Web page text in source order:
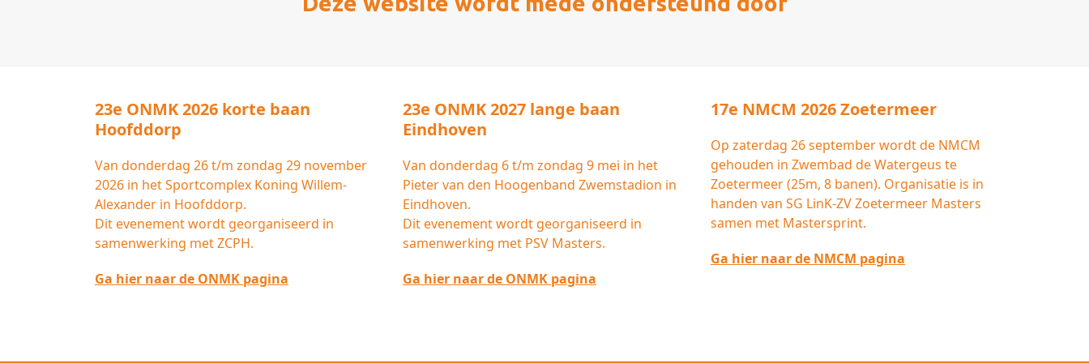
post:
23e ONMK 2026 korte baan
Hoofddorp
Van donderdag 26 t/m zondag 29 november
2026 in het Sportcomplex Koning Willem-
Alexander in Hoofddorp.
Dit evenement wordt georganiseerd in
samenwerking met ZCPH.
Ga hier naar de ONMK pagina
23e ONMK 2027 lange baan
Eindhoven
Van donderdag 6 t/m zondag 9 mei in het
Pieter van den Hoogenband Zwemstadion in
Eindhoven.
Dit evenement wordt georganiseerd in
samenwerking met PSV Masters.
Ga hier naar de ONMK pagina
17e NMCM 2026 Zoetermeer
Op zaterdag 26 september wordt de NMCM
gehouden in Zwembad de Watergeus te
Zoetermeer (25m, 8 banen). Organisatie is in
handen van SG LinK-ZV Zoetermeer Masters
samen met Mastersprint.
Ga hier naar de NMCM pagina